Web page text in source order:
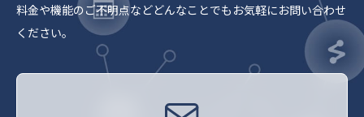
料金や機能のご不明点などどんなことでもお気軽にお問い合わせ
ください。